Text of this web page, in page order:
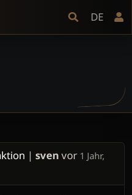
DE
| sven vor 1 Jahr,